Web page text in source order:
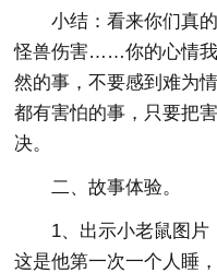
小结：看来你们真
怪兽伤害……你的心情我
然的事，不要感到难为
都有害怕的事，只要把
决。
二、故事体验。
1、出示小老鼠图片
这是他第一次一个人睡